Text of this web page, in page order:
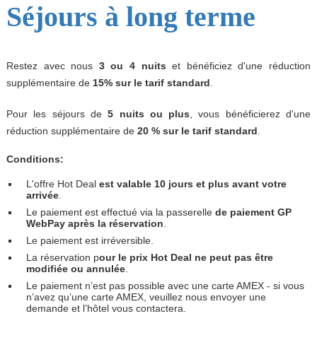
Séjours à long terme
Restez avec nous 3 ou 4 nuitset bénéficiez d'une réduction
supplémentaire de 15% sur le tarif standard
Pour les séjours de5 nuits ou plus , vous bénéficierez d'une
réduction supplémentaire de20 % sur le tarif standard
Conditions:
L'offre Hot Deal est valable 10 jours et plus avant votre
arrivée.
Le paiement est effectué via la passerelle de paiement GP
WebPay après la réservation
Le paiement est irréversible.
La réservation pour le prix Hot Deal ne peut pas être
modifiée ou annulée.
Le paiement n’est pas possible avec une carte AMEX - si vous
n’avez qu’une carte AMEX, veuillez nous envoyer une
demande et l’hôtel vous contactera.